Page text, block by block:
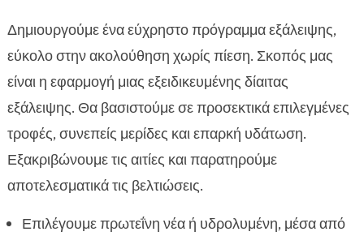
Δημιουργούμε ένα εύχρηστο πρόγραμμα εξάλειψης,
εύκολο στην ακολούθηση χωρίς πίεση. Σκοπός μας
είναι η εφαρμογή μιας εξειδικευμένης δίαιτας
εξάλειψης. Θα βασιστούμε σε προσεκτικά επιλεγμένες
τροφές, συνεπείς μερίδες και επαρκή υδάτωση.
Εξακριβώνουμε τις αιτίες και παρατηρούμε
αποτελεσματικά τις βελτιώσεις.
Επιλέγουμε πρωτεΐνη νέα ή υδρολυμένη, μέσα από